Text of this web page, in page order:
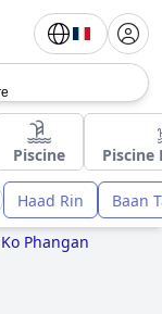
Piscine Piscine
Haad Rin Baan
Ko Phangan